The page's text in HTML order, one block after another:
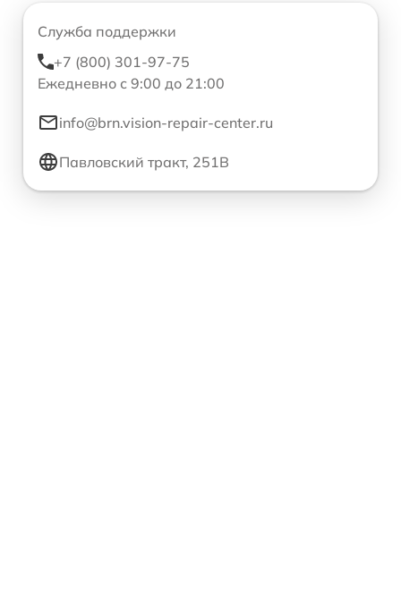
Служба поддержки
+7 (800) 301-97-75
Ежедневно с 9:00 до 21:00
info@brn.vision-repair-center.ru
Павловский тракт, 251В